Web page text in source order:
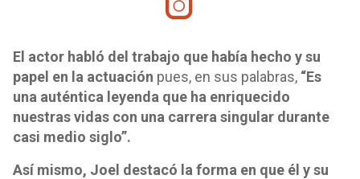
El actor habló del trabajo que había hecho y su
papel en la actuación pues, en sus palabras, “Es
una auténtica leyenda que ha enriquecido
nuestras vidas con una carrera singular durante
casi medio siglo”.
Así mismo, Joel destacó la forma en que él y su